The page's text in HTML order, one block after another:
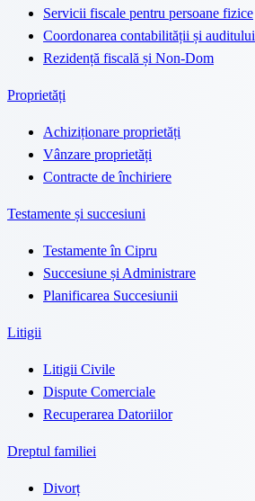
Servicii fiscale pentru persoane fizice
Coordonarea contabilității și auditului
Rezidență fiscală și Non-Dom
Proprietăți
Achiziționare proprietăți
Vânzare proprietăți
Contracte de închiriere
Testamente și succesiuni
Testamente în Cipru
Succesiune și Administrare
Planificarea Succesiunii
Litigii
Litigii Civile
Dispute Comerciale
Recuperarea Datoriilor
Dreptul familiei
Divorț